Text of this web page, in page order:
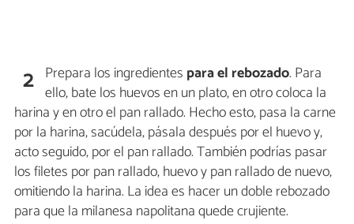
2 Prepara los ingredientes para el rebozado. Para
ello, bate los huevos en un plato, en otro coloca la
harina y en otro el pan rallado. Hecho esto, pasa la carne
por la harina, sacúdela, pásala después por el huevo y,
acto seguido, por el pan rallado. También podrías pasar
los filetes por pan rallado, huevo y pan rallado de nuevo,
omitiendo la harina. La idea es hacer un doble rebozado
para que la milanesa napolitana quede crujiente.